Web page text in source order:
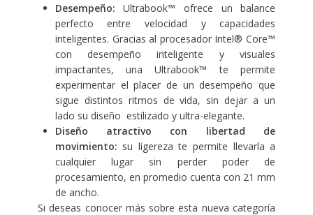
Desempeño: Ultrabook™ ofrece un balance
perfecto entre velocidad y capacidades
inteligentes. Gracias al procesador Intel® Core™
con desempeño inteligente y visuales
impactantes, una Ultrabook™ te permite
experimentar el placer de un desempeño que
sigue distintos ritmos de vida, sin dejar a un
lado su diseño estilizado y ultra-elegante.
Diseño atractivo con libertad de
movimiento: su ligereza te permite llevarla a
cualquier lugar sin perder poder de
procesamiento, en promedio cuenta con 21 mm
de ancho.
Si deseas conocer más sobre esta nueva categoría